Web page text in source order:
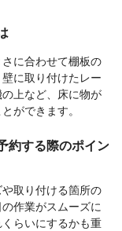
に合わせて棚板の
に取り付けたレー
上など、床に物が
ができます。
約する際のポイン
取り付ける箇所の
作業がスムーズに
らいにするかも重